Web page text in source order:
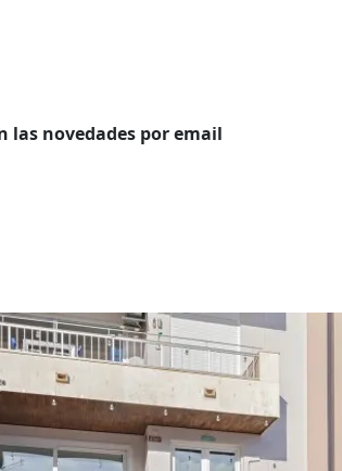
las novedades por email